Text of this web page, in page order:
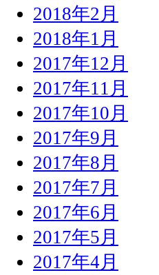
2018年2月
2018年1月
2017年12月
2017年11月
2017年10月
2017年9月
2017年8月
2017年7月
2017年6月
2017年5月
2017年4月